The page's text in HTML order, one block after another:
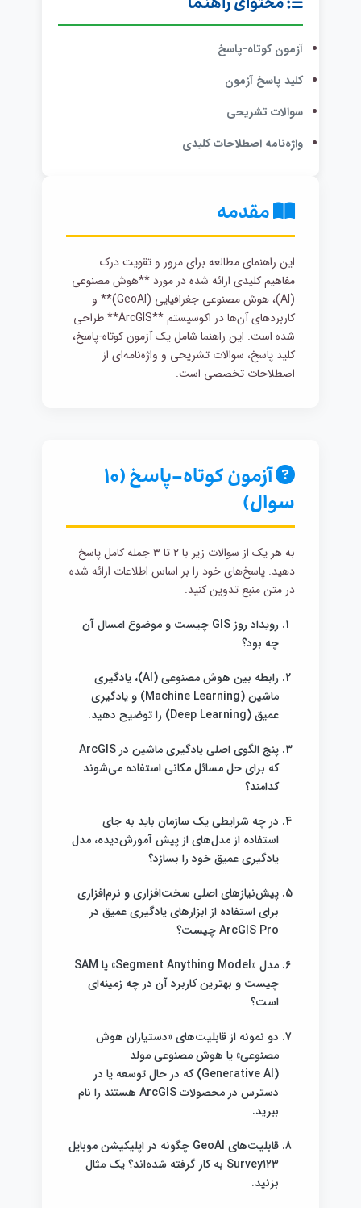
آزمون کوتاه-پاسخ
کلید پاسخ آزمون
سوالات تشریحی
واژه‌نامه اصطلاحات کلیدی
مقدمه
این راهنمای مطالعه برای مرور و تقویت درک
مفاهیم کلیدی ارائه شده در مورد **هوش مصنوعی
(AI)، هوش مصنوعی جغرافیایی (GeoAI)** و
کاربردهای آن‌ها در اکوسیستم **ArcGIS** طراحی
شده است. این راهنما شامل یک آزمون کوتاه-پاسخ،
کلید پاسخ، سوالات تشریحی و واژه‌نامه‌ای از
اصطلاحات تخصصی است.
آزمون کوتاه-پاسخ (۱۰
سوال)
به هر یک از سوالات زیر با ۲ تا ۳ جمله کامل پاسخ
دهید. پاسخ‌های خود را بر اساس اطلاعات ارائه شده
در متن منبع تدوین کنید.
رویداد روز GIS چیست و موضوع امسال آن
چه بود؟
رابطه بین هوش مصنوعی (AI)، یادگیری
ماشین (Machine Learning) و یادگیری
عمیق (Deep Learning) را توضیح دهید.
پنج الگوی اصلی یادگیری ماشین در ArcGIS
که برای حل مسائل مکانی استفاده می‌شوند
کدامند؟
در چه شرایطی یک سازمان باید به جای
استفاده از مدل‌های از پیش آموزش‌دیده، مدل
یادگیری عمیق خود را بسازد؟
پیش‌نیازهای اصلی سخت‌افزاری و نرم‌افزاری
برای استفاده از ابزارهای یادگیری عمیق در
ArcGIS Pro چیست؟
مدل «Segment Anything Model» یا SAM
چیست و بهترین کاربرد آن در چه زمینه‌ای
است؟
دو نمونه از قابلیت‌های «دستیاران هوش
مصنوعی» یا هوش مصنوعی مولد
(Generative AI) که در حال توسعه یا در
دسترس در محصولات ArcGIS هستند را نام
ببرید.
قابلیت‌های GeoAI چگونه در اپلیکیشن موبایل
Survey۱۲۳ به کار گرفته شده‌اند؟ یک مثال
بزنید.